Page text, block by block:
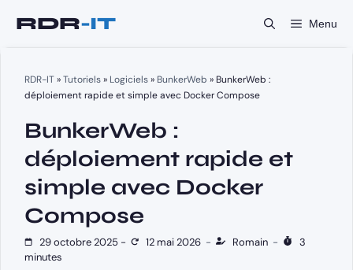
Menu
RDR-IT»Tutoriels» Logiciels» BunkerWeb » BunkerWeb :
déploiement rapide et simple avec Docker Compose
BunkerWeb :
déploiement rapide et
simple avec Docker
Compose
29 octobre 2025 - 12 mai 2026 - Romain -
3
minutes